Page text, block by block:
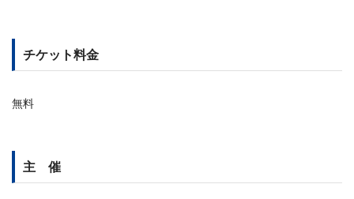
チケット料金
無料
主 催